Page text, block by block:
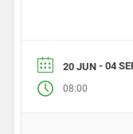
20 JUN - 04
08:00